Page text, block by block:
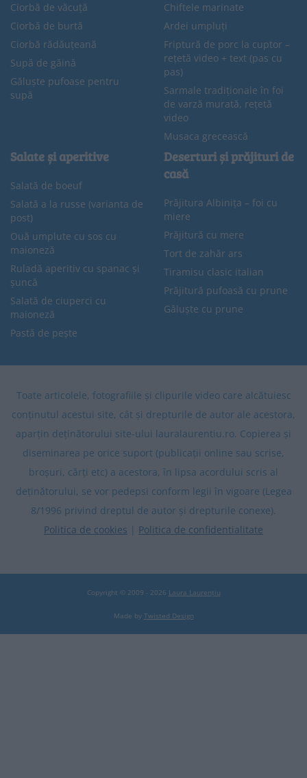
Ciorbă de văcuță
Ciorbă de burtă
Ciorbă rădăuțeană
Supă de găină
Găluște pufoase pentru
supă
Chiftele marinate
Ardei umpluți
Friptură de porc la cuptor –
rețetă video + text (pas cu
pas)
Sarmale tradiționale în foi
de varză murată, rețetă
video
Musaca grecească
Salate și aperitive
Salată de boeuf
Salată a la russe (varianta de
post)
Ouă umplute cu sos cu
maioneză
Ruladă aperitiv cu spanac și
șuncă
Salată de ciuperci cu
maioneză
Pastă de pește
Deserturi și prăjituri de
casă
Prăjitura Albinița – foi cu
miere
Prăjitură cu mere
Tort de zahăr ars
Tiramisu clasic italian
Prăjitură pufoasă cu prune
Găluște cu prune
Toate articolele, fotografiile și clipurile video care alcătuiesc
conținutul acestui site, cât și drepturile de autor ale acestora,
aparțin deținătorului site-ului lauralaurentiu.ro. Copierea și
diseminarea pe orice suport (publicații online sau scrise,
broșuri, cărți etc) a acestora, în lipsa acordului scris al
deținătorului, se vor pedepsi conform legii în vigoare (Legea
8/1996 privind dreptul de autor și drepturile conexe).
Politica de cookies | Politica de confidentialitate
Copyright © 2009 - 2026 Laura Laurențiu
Made by Twisted Design